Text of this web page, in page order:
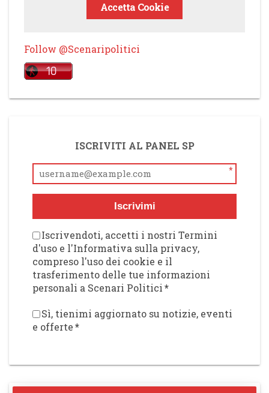
Accetta Cookie
Follow @Scenaripolitici
ISCRIVITI AL PANEL SP
*
Iscrivimi
Iscrivendoti, accetti i nostri Termini
d'uso e l'Informativa sulla privacy,
compreso l'uso dei cookie e il
trasferimento delle tue informazioni
personali a Scenari Politici*
Sì, tienimi aggiornato su notizie, eventi
e offerte*